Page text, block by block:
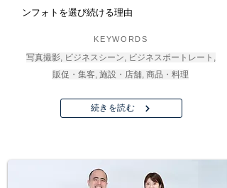
ンフォトを選び続ける理由
KEYWORDS
写真撮影, ビジネスシーン, ビジネスポートレート,
販促・集客, 施設・店舗, 商品・料理
続きを読む